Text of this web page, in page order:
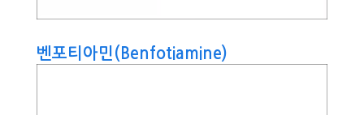
벤포티아민(Benfotiamine)